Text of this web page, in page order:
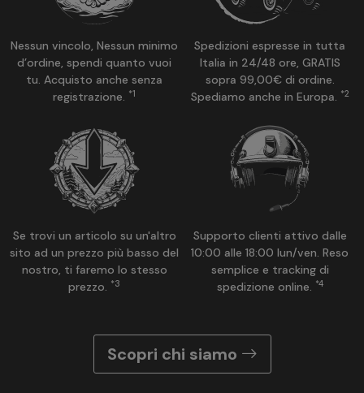
Nessun vincolo, Nessun minimo
d’ordine, spendi quanto vuoi
tu. Acquisto anche senza
registrazione. *1
Spedizioni espresse in tutta
Italia in 24/48 ore, GRATIS
sopra 99,00€ di ordine.
Spediamo anche in Europa. *2
Se trovi un articolo su un'altro
sito ad un prezzo più basso del
nostro, ti faremo lo stesso
prezzo. *3
Supporto clienti attivo dalle
10:00 alle 18:00 lun/ven. Reso
semplice e tracking di
spedizione online. *4
Scopri chi siamo